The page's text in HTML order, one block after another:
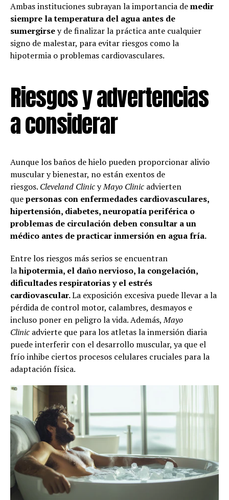
Ambas instituciones subrayan la importancia demedir
siempre la temperatura del agua antes de
sumergirsey de finalizar la práctica ante cualquier
signo de malestar, para evitar riesgos como la
hipotermia o problemas cardiovasculares.
Riesgos y advertencias
a considerar
Aunque los baños de hielo pueden proporcionar alivio
muscular y bienestar, no están exentos de
riesgos. Cleveland ClinicyMayo Clinic advierten
quepersonas con enfermedades cardiovasculares,
hipertensión, diabetes, neuropatía periférica o
problemas de circulación deben consultar a un
médico antes de practicar inmersión en agua fría.
Entre los riesgos más serios se encuentran
lahipotermia, el daño nervioso, la congelación,
dificultades respiratorias y el estrés
cardiovascular.La exposición excesiva puede llevar a la
pérdida de control motor, calambres, desmayos e
incluso poner en peligro la vida. Además,Mayo
Clinic advierte que para los atletas la inmersión diaria
puede interferir con el desarrollo muscular, ya que el
frío inhibe ciertos procesos celulares cruciales para la
adaptación física.